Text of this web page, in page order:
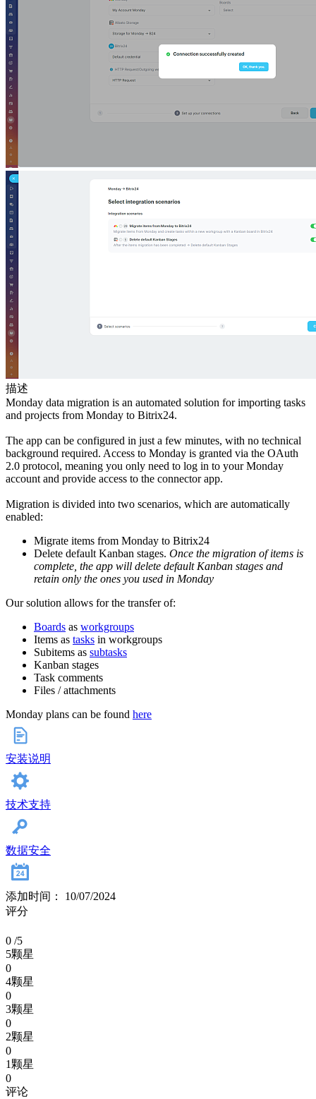
描述
Monday data migration is an automated solution for importing tasks
and projects from Monday to Bitrix24.
The app can be configured in just a few minutes, with no technical
background required. Access to Monday is granted via the OAuth
2.0 protocol, meaning you only need to log in to your Monday
account and provide access to the connector app.
Migration is divided into two scenarios, which are automatically
enabled:
Migrate items from Monday to Bitrix24
Delete default Kanban stages. Once the migration of items is
complete, the app will delete default Kanban stages and
retain only the ones you used in Monday
Our solution allows for the transfer of:
Boards as workgroups
Items as tasks in workgroups
Subitems as subtasks
Kanban stages
Task comments
Files / attachments
Monday plans can be found here
安装说明
技术支持
数据安全
添加时间： 10/07/2024
评分
0 /5
5颗星
0
4颗星
0
3颗星
0
2颗星
0
1颗星
0
评论